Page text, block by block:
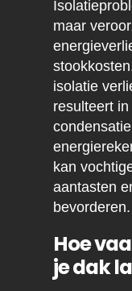
maar
isolatie
resulteert in
kan
aantasten
bevorderen.
Hoe
je dak